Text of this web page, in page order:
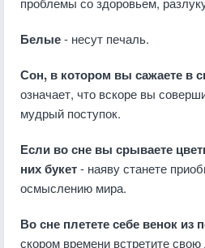
Белые- несут печаль.
Сон, в котором вы сажаете в
означает, что вскоре вы
мудрый поступок.
Если во сне вы срываете
них букет- наяву станете
осмыслению мира.
Во сне плетете себе венок из
скором времени встретите